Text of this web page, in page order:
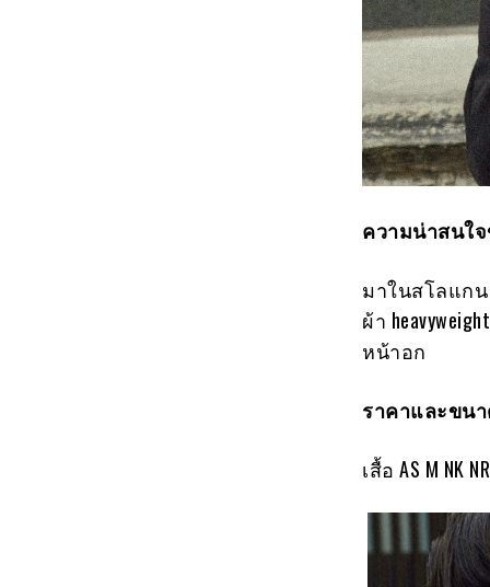
ความน่าสนใ
มาในสโลแกน
ผ้า
หน้าอก
ราคาและขน
เสื้อ AS M NK